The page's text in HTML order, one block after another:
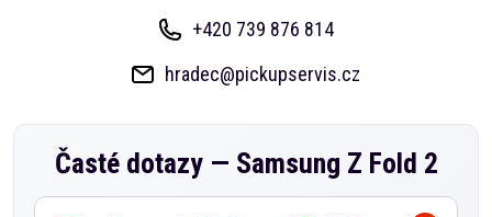
+420 739 876 814
hradec@pickupservis.cz
Časté dotazy — Samsung Z Fold 2